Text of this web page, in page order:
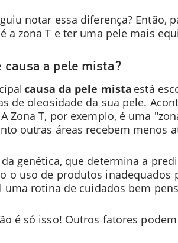
notar essa diferença? Então,
a zona T e ter uma pele mais
causa a pele mista?
causa da pele mista está
de oleosidade da sua pele.
Zona T, por exemplo, é uma
outras áreas recebem menos
genética, que determina a
o uso de produtos
uma rotina de cuidados bem
é só isso! Outros fatores